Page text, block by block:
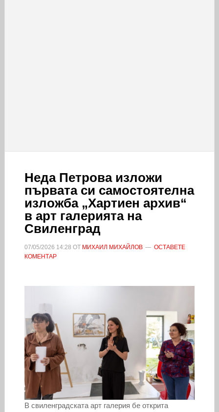
Неда Петрова изложи
първата си самостоятелна
изложба „Хартиен архив“
в арт галерията на
Свиленград
07/05/2026 14:28 ОТ МИХАИЛ МИХАЙЛОВ
ОСТАВЕТЕ
КОМЕНТАР
В свиленградската арт галерия бе открита